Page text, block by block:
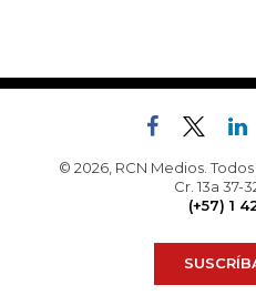
© 2026, RCN Medios.
Cr. 13a 37-
(+57) 1